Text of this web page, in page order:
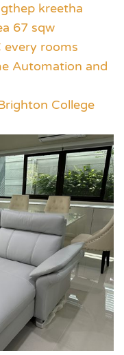
kreetha
67 sqw
every rooms
Automation and
College